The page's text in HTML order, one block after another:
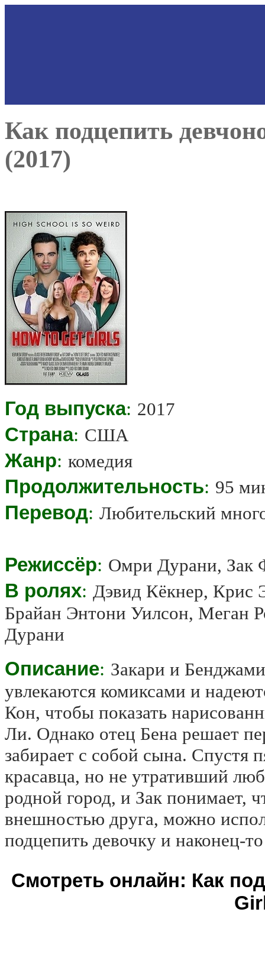
Как подцепить
(2017)
Год выпуска: 2017
Страна: США
Жанр: комедия
Продолжительность: 95
Перевод: Любительский
Режиссёр: Омри Дурани, Зак
В ролях: Дэвид Кёкнер, Крис
Брайан Энтони Уилсон, Меган
Дурани
Описание: Закари и
увлекаются комиксами и
Кон, чтобы показать
Ли. Однако отец Бена решает
забирает с собой сына. Спустя
красавца, но не утративший
родной город, и Зак понимает,
внешностью друга, можно
подцепить девочку и наконец-
Смотреть онлайн: Как